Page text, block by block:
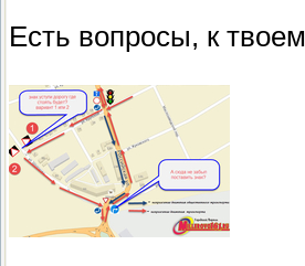
Есть вопросы, к